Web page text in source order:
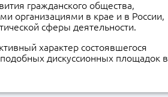
гражданского общества,
организациями в крае и в России,
сферы деятельности.
характер состоявшегося
дискуссионных площадок в